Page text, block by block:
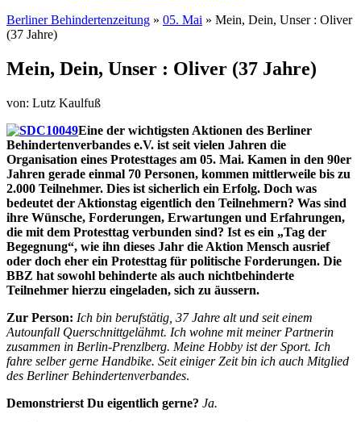
Berliner Behindertenzeitung » 05. Mai » Mein, Dein, Unser : Oliver
(37 Jahre)
Mein, Dein, Unser : Oliver (37 Jahre)
von: Lutz Kaulfuß
Eine der wichtigsten Aktionen des Berliner
Behindertenverbandes e.V. ist seit vielen Jahren die
Organisation eines Protesttages am 05. Mai. Kamen in den 90er
Jahren gerade einmal 70 Personen, kommen mittlerweile bis zu
2.000 Teilnehmer. Dies ist sicherlich ein Erfolg. Doch was
bedeutet der Aktionstag eigentlich den Teilnehmern? Was sind
ihre Wünsche, Forderungen, Erwartungen und Erfahrungen,
die mit dem Protesttag verbunden sind? Ist es ein „Tag der
Begegnung“, wie ihn dieses Jahr die Aktion Mensch ausrief
oder doch eher ein Protesttag für politische Forderungen. Die
BBZ hat sowohl behinderte als auch nichtbehinderte
Teilnehmer hierzu eingeladen, sich zu äussern.
Zur Person: Ich bin berufstätig, 37 Jahre alt und seit einem
Autounfall Querschnittgelähmt. Ich wohne mit meiner Partnerin
zusammen in Berlin-Prenzlberg. Meine Hobby ist der Sport. Ich
fahre selber gerne Handbike. Seit einiger Zeit bin ich auch Mitglied
des Berliner Behindertenverbandes.
Demonstrierst Du eigentlich gerne? Ja.